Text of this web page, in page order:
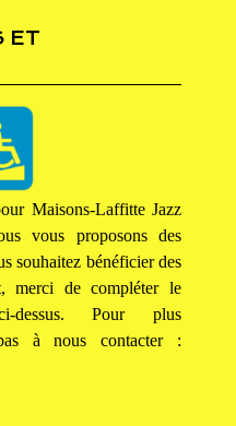
ET
Maisons-Laffitte Jazz
vous proposons des
souhaitez bénéficier des
merci de compléter le
dessus. Pour plus
à nous contacter :